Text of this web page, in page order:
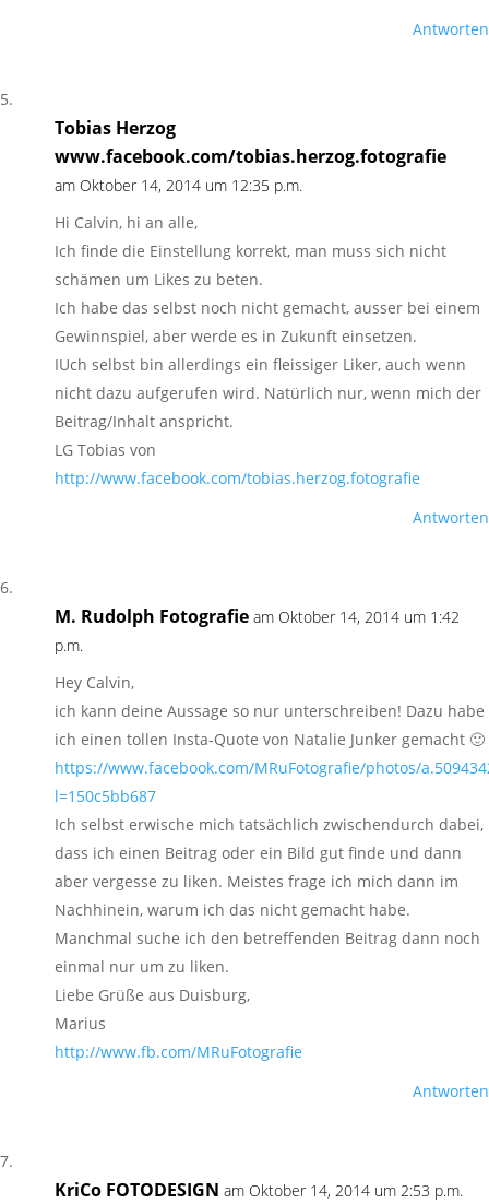
Antworten
Tobias Herzog
www.facebook.com/tobias.herzog.fotografie
am Oktober 14, 2014 um 12:35 p.m.
Hi Calvin, hi an alle,
Ich finde die Einstellung korrekt, man muss sich nicht
schämen um Likes zu beten.
Ich habe das selbst noch nicht gemacht, ausser bei einem
Gewinnspiel, aber werde es in Zukunft einsetzen.
IUch selbst bin allerdings ein fleissiger Liker, auch wenn
nicht dazu aufgerufen wird. Natürlich nur, wenn mich der
Beitrag/Inhalt anspricht.
LG Tobias von
http://www.facebook.com/tobias.herzog.fotografie
Antworten
M. Rudolph Fotografie am Oktober 14, 2014 um 1:42
p.m.
Hey Calvin,
ich kann deine Aussage so nur unterschreiben! Dazu habe
ich einen tollen Insta-Quote von Natalie Junker gemacht 🙂
https://www.facebook.com/MRuFotografie/photos/
l=150c5bb687
Ich selbst erwische mich tatsächlich zwischendurch dabei,
dass ich einen Beitrag oder ein Bild gut finde und dann
aber vergesse zu liken. Meistes frage ich mich dann im
Nachhinein, warum ich das nicht gemacht habe.
Manchmal suche ich den betreffenden Beitrag dann noch
einmal nur um zu liken.
Liebe Grüße aus Duisburg,
Marius
http://www.fb.com/MRuFotografie
Antworten
KriCo FOTODESIGN am Oktober 14, 2014 um 2:53 p.m.